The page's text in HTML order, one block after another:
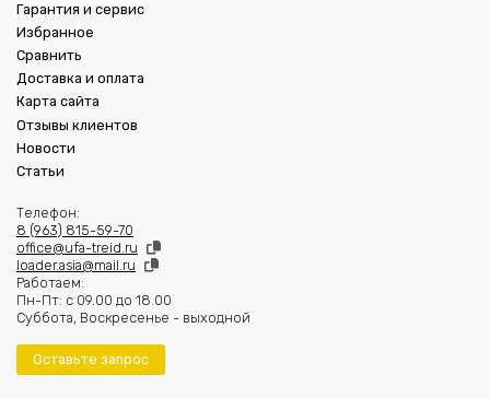
Гарантия и сервис
Избранное
Сравнить
Доставка и оплата
Карта сайта
Отзывы клиентов
Новости
Статьи
Телефон:
8 (963) 815-59-70
office@ufa-treid.ru
loader.asia@mail.ru
Работаем:
Пн-Пт: с 09.00 до 18.00
Суббота, Воскресенье - выходной
Оставьте запрос